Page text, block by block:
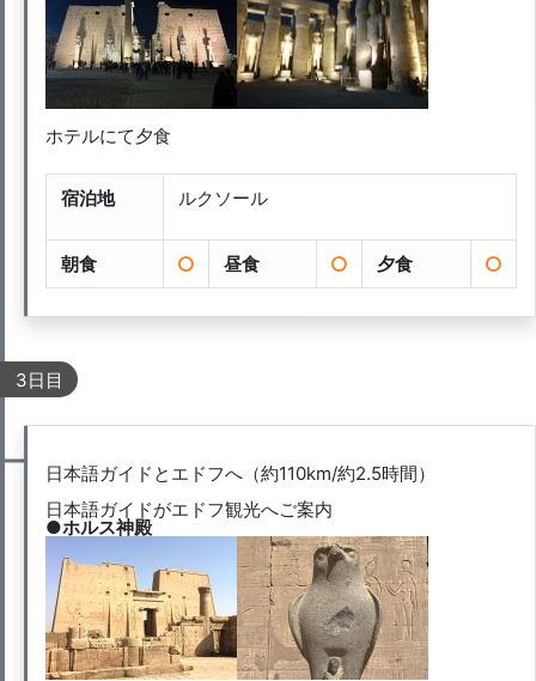
ホテルにて夕食
宿泊地 ルクソール
朝食 昼食 夕食
3日目
日本語ガイドとエドフへ（約110km/約2.5時間）
日本語ガイドがエドフ観光へご案内
●ホルス神殿